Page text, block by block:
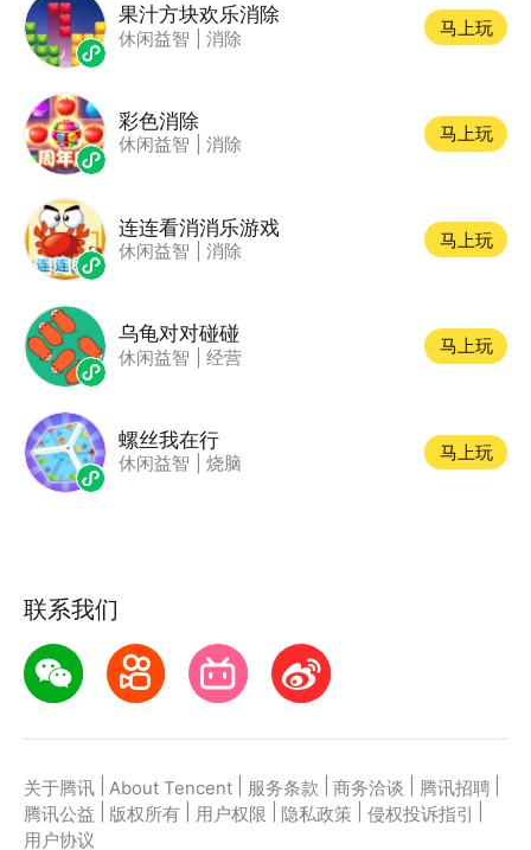
果汁方块欢乐消除
休闲益智 消除
马上玩
彩色消除
休闲益智 消除
马上玩
连连看消消乐游戏
休闲益智 消除
马上玩
乌龟对对碰碰
休闲益智 经营
马上玩
螺丝我在行
休闲益智 烧脑
马上玩
联系我们
关于腾讯 About Tencent 服务条款 商务洽谈 腾讯招聘
腾讯公益
版权所有 用户权限 隐私政策 侵权投诉指引
用户协议